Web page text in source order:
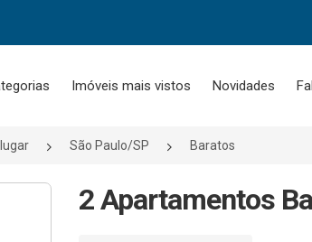
Imóveis mais vistos Novidades
São Paulo/SP Baratos
2 Apartamentos